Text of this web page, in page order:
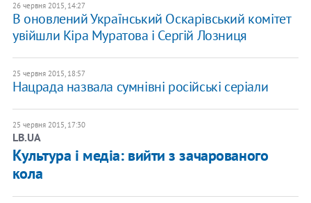
26 червня 2015, 14:27
В оновлений Український Оскарівський комітет
увійшли Кіра Муратова і Сергій Лозниця
25 червня 2015, 18:57
Нацрада назвала сумнівні російські серіали
25 червня 2015, 17:30
LB.UA
​Культура і медіа: вийти з зачарованого
кола